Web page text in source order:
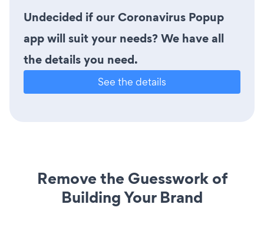
Undecided if our Coronavirus Popup
app will suit your needs? We have all
the details you need.
See the details
Remove the Guesswork of
Building Your Brand